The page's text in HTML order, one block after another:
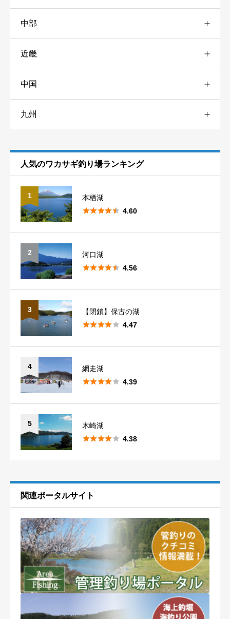
道南
道東
山形
秋田
岩手
青森
福島 5
栃木
神奈川
千葉
東京
埼玉 7
中部
愛知
岐阜
静岡
長野 10
新潟
近畿
兵庫
奈良
中国
山口
九州
人気のワカサギ釣り場ランキング
1
本栖湖
 4.60
2
河口湖
 4.56
3
【閉鎖】保古の湖
 4.47
4
網走湖
 4.39
5
木崎湖
 4.38
関連ポータルサイト